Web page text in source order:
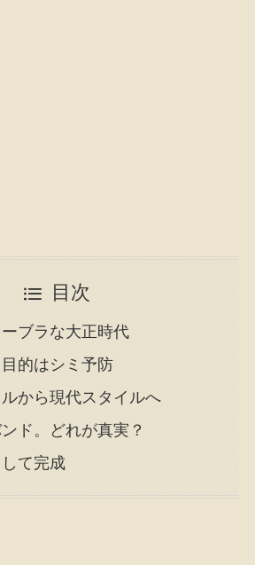
目次
ブラな大正時代
的はシミ予防
から現代スタイルへ
ド。どれが真実？
て完成